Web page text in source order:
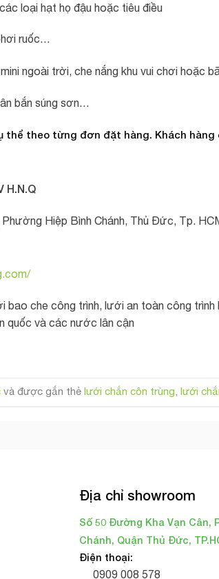
loại hạt họ đậu hoặc tiêu điều
ruốc…
ngoài trời, che nắng khu vui chơi hoặc
bắn súng sơn…
thể theo từng đơn đặt hàng. Khách hàng
H.N.Q
Hiệp Bình Chánh, Thủ Đức, Tp.
bao che công trình, lưới an toàn công trình
quốc và các nước lân cận
và được gắn thẻ lưới chắn côn trùng, lưới
Địa chỉ showroom
Số 50 Đường Kha Vạn Cân,
Chánh, Quận Thủ Đức,
Điện thoại:
0909 008 578